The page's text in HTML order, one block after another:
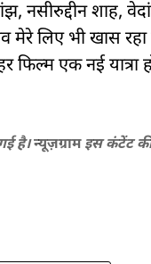
नसीरुद्दीन शाह,
मेरे लिए भी खास
एक नई यात्रा
है।न्यूज़ग्रामइस कंटेंट की